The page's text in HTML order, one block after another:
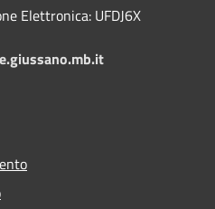
Elettronica: UFDJ6X